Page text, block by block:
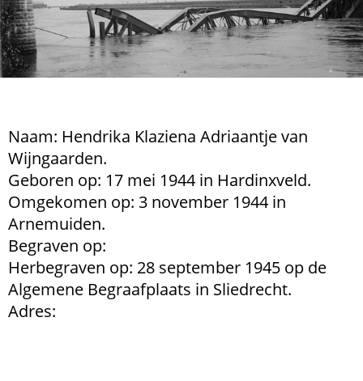
Naam: Hendrika Klaziena Adriaantje van
Wijngaarden.
Geboren op: 17 mei 1944 in Hardinxveld.
Omgekomen op: 3 november 1944 in
Arnemuiden.
Begraven op:
Herbegraven op: 28 september 1945 op de
Algemene Begraafplaats in Sliedrecht.
Adres: